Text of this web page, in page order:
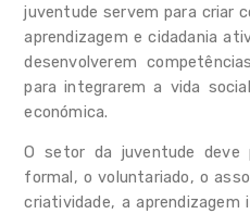
Apoiar
Observar
Informar
Notícias
juventude servem para criar
aprendizagem e cidadania
desenvolverem
para integrarem a vida
económica.
O setor da juventude deve
formal, o voluntariado, o
criatividade, a